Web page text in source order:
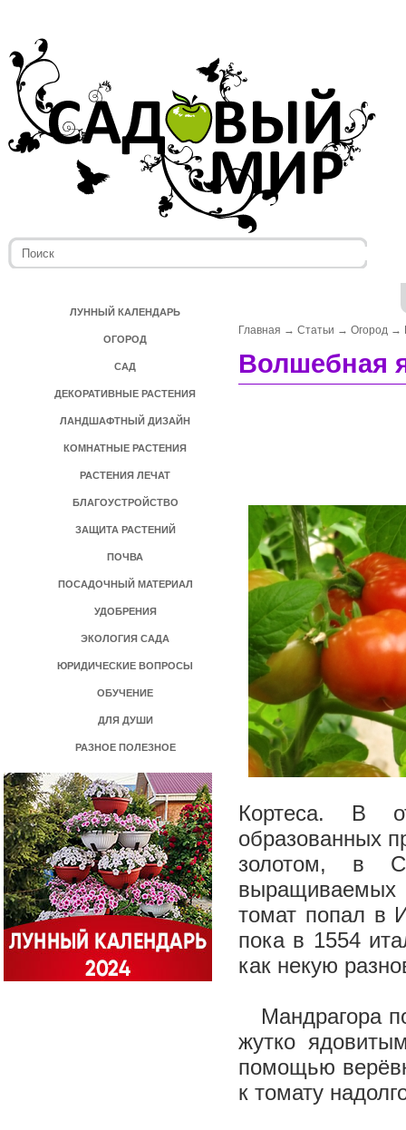
ЛУННЫЙ КАЛЕНДАРЬ
ОГОРОД
САД
ДЕКОРАТИВНЫЕ РАСТЕНИЯ
ЛАНДШАФТНЫЙ ДИЗАЙН
КОМНАТНЫЕ РАСТЕНИЯ
РАСТЕНИЯ ЛЕЧАТ
БЛАГОУСТРОЙСТВО
ЗАЩИТА РАСТЕНИЙ
ПОЧВА
ПОСАДОЧНЫЙ МАТЕРИАЛ
УДОБРЕНИЯ
ЭКОЛОГИЯ САДА
ЮРИДИЧЕСКИЕ ВОПРОСЫ
ОБУЧЕНИЕ
ДЛЯ ДУШИ
РАЗНОЕ ПОЛЕЗНОЕ
Главная → Статьи → Огород →
Волшебная
Кортеса. В
образованных
золотом, в
выращиваемых
томат попал в
пока в 1554
как некую
Мандрагора
жутко
помощью
к томату